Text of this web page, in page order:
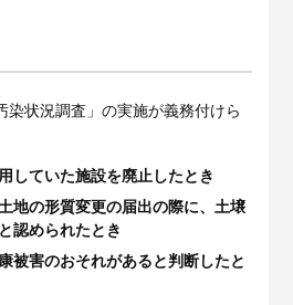
染状況調査」の実施が義務付けら
していた施設を廃止したとき
地の形質変更の届出の際に、土壌
認められたとき
被害のおそれがあると判断したと